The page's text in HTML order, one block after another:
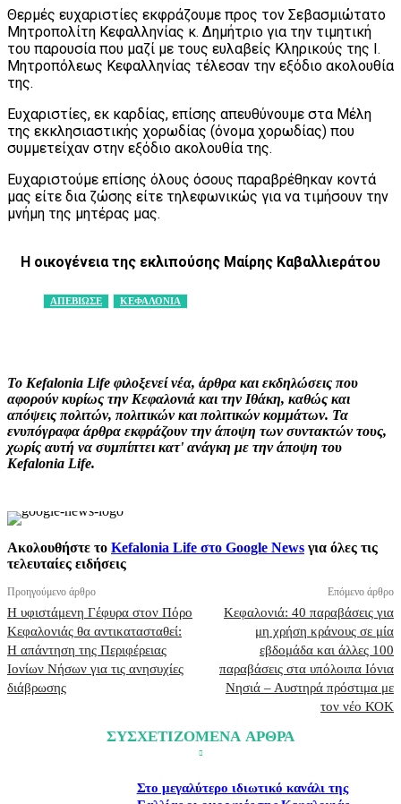
Θερμές ευχαριστίες εκφράζουμε προς τον Σεβασμιώτατο
Μητροπολίτη Κεφαλληνίας κ. Δημήτριο για την τιμητική
του παρουσία που μαζί με τους ευλαβείς Κληρικούς της Ι.
Μητροπόλεως Κεφαλληνίας τέλεσαν την εξόδιο ακολουθία
της.
Ευχαριστίες, εκ καρδίας, επίσης απευθύνουμε στα Μέλη
της εκκλησιαστικής χορωδίας (όνομα χορωδίας) που
συμμετείχαν στην εξόδιο ακολουθία της.
Ευχαριστούμε επίσης όλους όσους παραβρέθηκαν κοντά
μας είτε δια ζώσης είτε τηλεφωνικώς για να τιμήσουν την
μνήμη της μητέρας μας.
Η οικογένεια της εκλιπούσης Μαίρης Καβαλλιεράτου
ΑΠΕΒΙΩΣΕ ΚΕΦΑΛΟΝΙΑ
Το Kefalonia Life φιλοξενεί νέα, άρθρα και εκδηλώσεις που
αφορούν κυρίως την Κεφαλονιά και την Ιθάκη, καθώς και
απόψεις πολιτών, πολιτικών και πολιτικών κομμάτων. Τα
ενυπόγραφα άρθρα εκφράζουν την άποψη των συντακτών τους,
χωρίς αυτή να συμπίπτει κατ' ανάγκη με την άποψη του
Kefalonia Life.
Ακολουθήστε το Kefalonia Life στο Google News για όλες τις
τελευταίες ειδήσεις
Προηγούμενο άρθρο
Η υφιστάμενη Γέφυρα στον Πόρο
Κεφαλονιάς θα αντικατασταθεί:
Η απάντηση της Περιφέρειας
Ιονίων Νήσων για τις ανησυχίες
διάβρωσης
Επόμενο άρθρο
Κεφαλονιά: 40 παραβάσεις για
μη χρήση κράνους σε μία
εβδομάδα και άλλες 100
παραβάσεις στα υπόλοιπα Ιόνια
Νησιά – Αυστηρά πρόστιμα με
τον νέο ΚΟΚ
ΣΥΣΧΕΤΙΖΟΜΕΝΑ ΑΡΘΡΑ
Στο μεγαλύτερο ιδιωτικό κανάλι της